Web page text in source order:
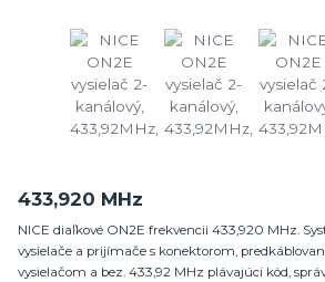
433,920 MHz
NICE diaľkové ON2E frekvencii 433,920 MHz.
vysielače a prijímače s konektorom,
vysielačom a bez. 433,92 MHz plávajúci kód,